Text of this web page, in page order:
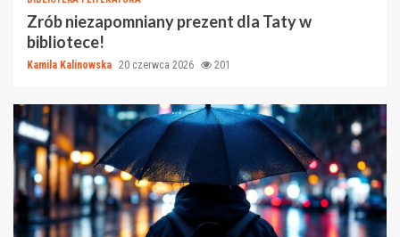
Zrób niezapomniany prezent dla Taty w
bibliotece!
Kamila Kalinowska 20 czerwca 2026 201